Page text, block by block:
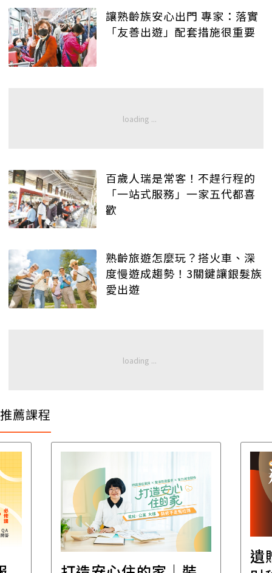
讓熟齡族安心出門 專家：落實
「友善出遊」配套措施很重要
百歲人瑞是常客！不趕行程的
「一站式服務」一家五代都喜
歡
熟齡旅遊怎麼玩？搭火車、深
度慢遊成趨勢！3關鍵讓銀髮族
愛出遊
推薦課程
遺贈稅規劃直播課│